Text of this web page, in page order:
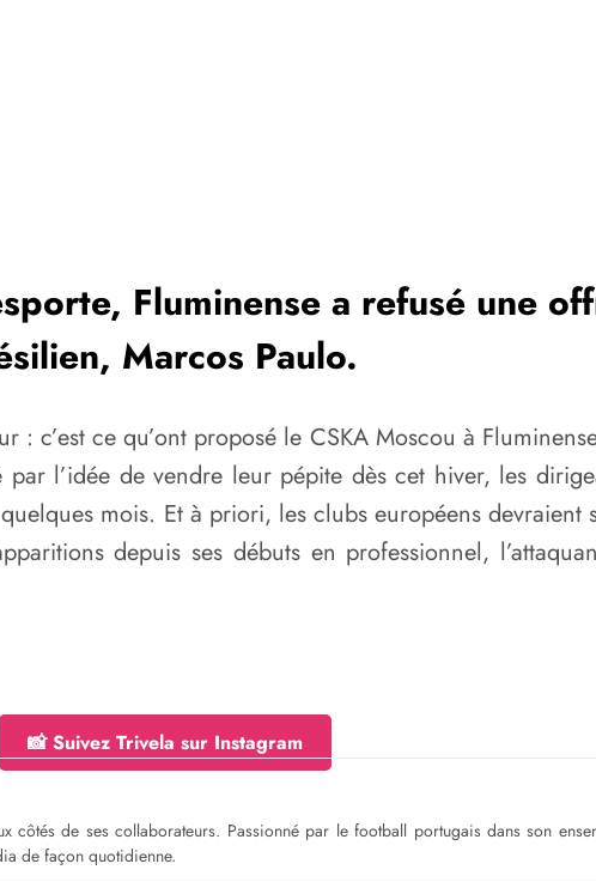
Fluminense a refusé une
Marcos Paulo.
c’est ce qu’ont proposé le CSKA Moscou à
par l’idée de vendre leur pépite dès cet hiver, les
mois. Et à priori, les clubs européens devraient
depuis ses débuts en professionnel,
📸 Suivez Trivela sur Instagram
de ses collaborateurs. Passionné par le football portugais dans son
de façon quotidienne.